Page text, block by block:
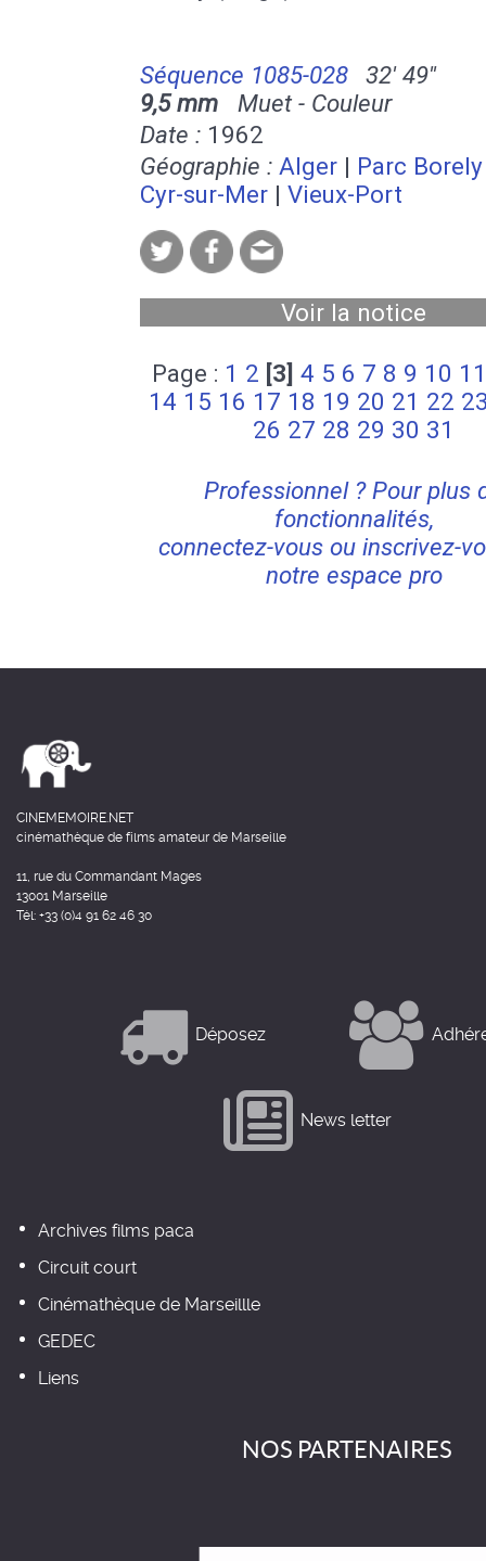
Séquence 1085-028
32' 49''
9,5 mm Muet - Couleur
Date : 1962
Géographie : Alger | Parc Borely
Cyr-sur-Mer | Vieux-Port
Voir la notice
Page : 1 2 [3] 4 5 6 7 8 9 10 11
14 15 16 17 18 19 20 21 22
26 27 28 29 30 31
Professionnel ? Pour plus
fonctionnalités,
connectez-vous ou inscrivez-
notre espace pro
CINEMEMOIRE.NET
cinémathèque de films amateur de Marseille
11, rue du Commandant Mages
13001 Marseille
Tél: +33 (0)4 91 62 46 30
Déposez
News letter
Archives films paca
Circuit court
Cinémathèque de Marseillle
GEDEC
Liens
NOS PARTENAIRES